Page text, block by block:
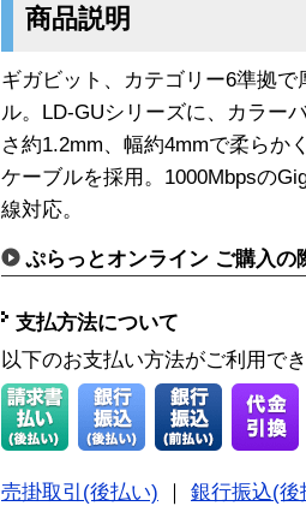
商品説明
ギガビット、カテゴリー6準拠
ル。LD-GUシリーズに、カラー
さ約1.2mm、幅約4mmで柔らか
ケーブルを採用。1000Mbpsの
線対応。
ぷらっとオンライン ご購入の
支払方法について
以下のお支払い方法がご利用で
売掛取引(後払い)
銀行振込(後